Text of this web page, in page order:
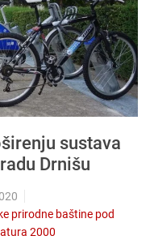
sustava
Drnišu
prirodne baštine pod
2000